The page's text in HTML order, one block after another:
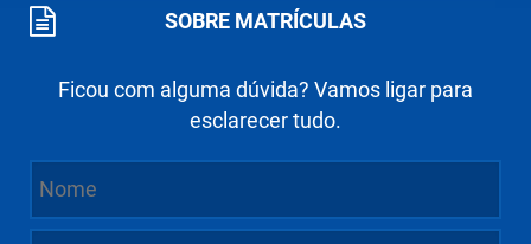
SOBRE MATRÍCULAS
Ficou com alguma dúvida? Vamos ligar para
esclarecer tudo.